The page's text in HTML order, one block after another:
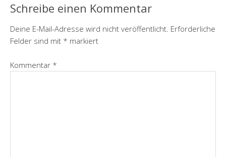
Schreibe einen Kommentar
Deine E-Mail-Adresse wird nicht veröffentlicht. Erforderliche
Felder sind mit * markiert
Kommentar *